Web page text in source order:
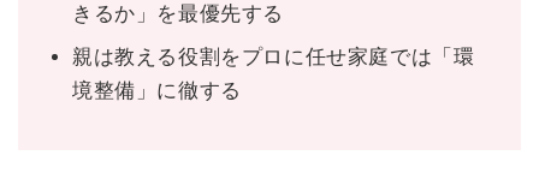
きるか」を最優先する
親は教える役割をプロに任せ家庭では「環
境整備」に徹する